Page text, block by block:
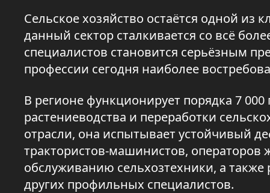
Сельское хозяйство остаётся одной
данный сектор сталкивается со всё
специалистов становится серьёзным
профессии сегодня наиболее
В регионе функционирует порядка 7
растениеводства и переработки
отрасли, она испытывает устойчивый
трактористов-машинистов, операторов
обслуживанию сельхозтехники, а
других профильных специалистов.